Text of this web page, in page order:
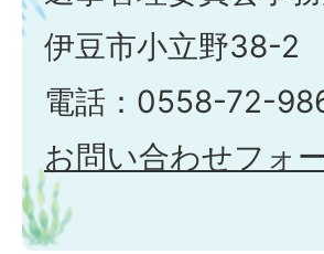
伊豆市小立野38-2
電話：0558-72-
お問い合わせフォ